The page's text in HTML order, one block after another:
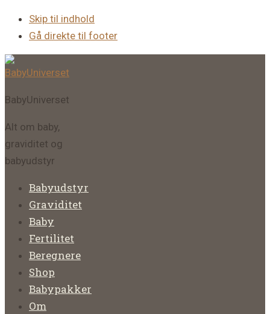
Skip til indhold
Gå direkte til footer
BabyUniverset
Alt om baby,
graviditet og
babyudstyr
Babyudstyr
Graviditet
Baby
Fertilitet
Beregnere
Shop
Babypakker
Om